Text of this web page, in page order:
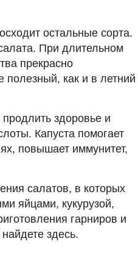
остальные сорта.
При длительном
прекрасно
полезный, как и в летний
здоровье и
Капуста помогает
повышает иммунитет,
салатов, в которых
яйцами, кукурузой,
гарниров и
здесь.